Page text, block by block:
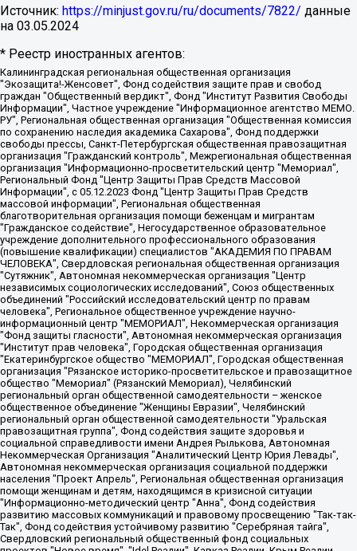
Источник: https://minjust.gov.ru/ru/documents/7822/ данные
на 03.05.2024
* Реестр иностранных агентов:
Калининградская региональная общественная организация "Экозащита!-Женсовет", Фонд содействия защите прав и свобод граждан "Общественный вердикт", Фонд "Институт Развития Свободы Информации", Частное учреждение "Информационное агентство МЕМО. РУ", Региональная общественная организация "Общественная комиссия по сохранению наследия академика Сахарова", Фонд поддержки свободы прессы, Санкт-Петербургская общественная правозащитная организация "Гражданский контроль", Межрегиональная общественная организация "Информационно-просветительский центр "Мемориал", Региональный Фонд "Центр Защиты Прав Средств Массовой Информации", с 05.12.2023 Фонд "Центр Защиты Прав Средств массовой информации", Региональная общественная благотворительная организация помощи беженцам и мигрантам "Гражданское содействие", Негосударственное образовательное учреждение дополнительного профессионального образования (повышение квалификации) специалистов "АКАДЕМИЯ ПО ПРАВАМ ЧЕЛОВЕКА", Свердловская региональная общественная организация "Сутяжник", Автономная некоммерческая организация "Центр независимых социологических исследований", Союз общественных объединений "Российский исследовательский центр по правам человека", Региональное общественное учреждение научно-информационный центр "МЕМОРИАЛ", Некоммерческая организация "Фонд защиты гласности", Автономная некоммерческая организация "Институт прав человека", Городская общественная организация "Екатеринбургское общество "МЕМОРИАЛ", Городская общественная организация "Рязанское историко-просветительское и правозащитное общество "Мемориал" (Рязанский Мемориал), Челябинский региональный орган общественной самодеятельности – женское общественное объединение "Женщины Евразии", Челябинский региональный орган общественной самодеятельности "Уральская правозащитная группа", Фонд содействия защите здоровья и социальной справедливости имени Андрея Рылькова, Автономная Некоммерческая Организация "Аналитический Центр Юрия Левады", Автономная некоммерческая организация социальной поддержки населения "Проект Апрель", Региональная общественная организация помощи женщинам и детям, находящимся в кризисной ситуации "Информационно-методический центр "Анна", Фонд содействия развитию массовых коммуникаций и правовому просвещению "Так-так-Так", Фонд содействия устойчивому развитию "Серебряная тайга", Свердловский региональный общественный фонд социальных проектов "Новое время", "Idel.Реалии", Кавказ.Реалии, Крым.Реалии, Телеканал Настоящее Время, Татаро-башкирская служба Радио Свобода (Azatliq Radiosi), Радио Свободная Европа/Радио Свобода (PCE/PC), "Сибирь.Реалии", "Фактограф", Благотворительный фонд помощи осужденным и их семьям, Автономная некоммерческая организация "Институт глобализации и социальных движений", Фонд "В защиту прав заключенных", Частное учреждение "Центр поддержки и содействия развитию средств массовой информации", Пензенский региональный общественный благотворительный фонд "Гражданский союз", "Север.Реалии", Некоммерческая организация Фонд "Правовая инициатива", Общество с ограниченной ответственностью "Радио Свободная Европа/Радио Свобода", Чешское информационное агентство "MEDIUM-ORIENT", Красноярская региональная общественная организация "Мы против СПИДа", Камалягин Денис Николаевич, Маркелов Сергей Евгеньевич, Пономарев Лев Александрович, Савицкая Людмила Алексеевна, Автономная некоммерческая организация "Центр по работе с проблемой насилия "НАСИЛИЮ.НЕТ", Межрегиональный профессиональный союз работников здравоохранения "Альянс врачей", Юридическое лицо, зарегистрированное в Латвийской Республике, SIA "Medusa Project" (регистрационный номер 40103797863, дата регистрации 10.06.2014), Некоммерческая организация "Фонд по борьбе с коррупцией", Автономная некоммерческая организация "Институт права и публичной политики", Баданин Роман Сергеевич, Гликин Максим Александрович, Железнова Мария Михайловна, Лукьянова Юлия Сергеевна, Маетная Елизавета Витальевна, Маняхин Петр Борисович, Чуракова Ольга Владимировна, Ярош Юлия Петровна, Юридическое лицо "The Insider SIA", зарегистрированное в Риге, Латвийская Республика (дата регистрации 26.06.2015), являющееся администратором доменного имени интернет-издания "The Insider SIA", https://theins.ru, Постернак Алексей Евгеньевич, Рубин Михаил Аркадьевич, Анин Роман Александрович, Юридическое лицо Istories fonds, зарегистрированное в Латвийской Республике (регистрационный номер 50008295751, дата регистрации 24.02.2020), Великовский Дмитрий Александрович, Долинина Ирина Николаевна, Мароховская Алеся Алексеевна, Шлейнов Роман Юрьевич, Шмагун Олеся Валентиновна, Общество с ограниченной ответственностью "Альтаир 2021", Общество с ограниченной ответственностью "Вега 2021", Общество с ограниченной ответственностью "Главный редактор 2021", Общество с ограниченной ответственностью "Ромашки монолит", Важенков Артем Валерьевич, Ивановская областная общественная организация "Центр гендерных исследований", Гурман Юрий Альбертович, Медиапроект "ОВД-Инфо", Егоров Владимир Владимирович, Жилинский Владимир Александрович, Общество с ограниченной ответственностью "ЗП", Иванова София Юрьевна, Карезина Инна Павловна, Кильтау Екатерина Викторовна, Петров Алексей Викторович, Пискунов Сергей Евгеньевич, Смирнов Сергей Сергеевич, Тихонов Михаил Сергеевич, Общество с ограниченной ответственностью "ЖУРНАЛИСТ-ИНОСТРАННЫЙ АГЕНТ", Арапова Галина Юрьевна, Вольтская Татьяна Анатольевна, Американская компания "Mason G.E.S. Anonymous Foundation" (США), являющаяся владельцем интернет-издания https://mnews.world/, Компания "Stichting Bellingcat", зарегистрированная в Нидерландах (дата регистрации 11.07.2018), Захаров Андрей Вячеславович, Клепиковская Екатерина Дмитриевна, Общество с ограниченной ответственностью "МЕМО", Перл Роман Александрович, Симонов Евгений Алексеевич, Соловьева Елена Анатольевна, Сотников Даниил Владимирович, Сурначева Елизавета Дмитриевна, Автономная некоммерческая организация по защите прав человека и информированию населения "Якутия – Наше Мнение", Общество с ограниченной ответственностью "Москоу диджитал медиа", с 26.01.2023 Общество с ограниченной ответственностью "Чайка Белые сады", Ветошкина Валерия Валерьевна, Заговора Максим Александрович, Межрегиональное общественное движение "Российская ЛГБТ - сеть", Оленичев Максим Владимирович, Павлов Иван Юрьевич, Скворцова Елена Сергеевна, Общество с ограниченной ответственностью "Как бы инагент", Кочетков Игорь Викторович, Общество с ограниченной ответственностью "Честные выборы", Еланчик Олег Александрович, Общество с ограниченной ответственностью "Нобелевский призыв", Гималова Регина Эмилевна, Григорьев Андрей Валерьевич, Григорьева Алина Александровна, Ассоциация по содействию защите прав призывников, альтернативнослужащих и военнослужащих "Правозащитная группа "Гражданин.Армия.Право", Хисамова Регина Фаритовна, Автономная некоммерческая организация по реализации социально-правовых программ "Лилит", Дальневосточное общественное движение "Маяк", Санкт-Петербургская ЛГБТ-инициативная группа "Выход", Инициативная группа ЛГБТ+ "Реверс", Алексеев Андрей Викторович, Бекбулатова Таисия Львовна, Беляев Иван Михайлович, Владыкина Елена Сергеевна, Гельман Марат Александрович, Никульшина Вероника Юрьевна, Толоконникова Надежда Андреевна, Шендерович Виктор Анатольевич, Общество с ограниченной ответственностью "Данное сообщение", Общество с ограниченной ответственностью Издательский дом "Новая глава", Айнбиндер Александра Александровна, Московский комьюнити-центр для ЛГБТ+инициатив, Благотворительный фонд развития филантропии, Deutsche Welle (Германия, Kurt-Schumacher-Strasse 3, 53113 Bonn), Борзунова Мария Михайловна, Воробьев Виктор Викторович, Голубева Анна Львовна, Константинова Алла Михайловна, Малкова Ирина Владимировна, Мурадов Мурад Абдулгалимович, Осетинская Елизавета Николаевна, Понасенков Евгений Николаевич, Ганапольский Матвей Юрьевич, Киселев Евгений Алексеевич, Борухович Ирина Григорьевна, Дремин Иван Тимофеевич, Дубровский Дмитрий Викторович, Красноярская региональная общественная организация поддержки и развития альтернативных образовательных технологий и межкультурных коммуникаций "ИНТЕРРА", Маяковская Екатерина Алексеевна, Фейгин Марк Захарович, Филимонов Андрей Викторович, Дзугкоева Регина Николаевна, Доброхотов Роман Александрович, Дудь Юрий Александрович, Елкин Сергей Владимирович, Кругликов Кирилл Игоревич, Сабунаева Мария Леонидовна, Семенов Алексей Владимирович, Шаинян Карен Багратович, Шульман Екатерина Михайловна, Асафьев Артур Валерьевич, Вахштайн Виктор Семенович, Венедиктов Алексей Алексеевич, Лушникова Екатерина Евгеньевна, Волков Леонид Михайлович, Невзоров Александр Глебович, Пархоменко Сергей Борисович, Сироткин Ярослав Николаевич, Кара-Мурза Владимир Владимирович, Баранова Наталья Владимировна, Гозман Леонид Яковлевич, Кагарлицкий Борис Юльевич, Климарев Михаил Валерьевич, Милов Владимир Станиславович, Автономная некоммерческая организация Краснодарский центр современного искусства "Типография", Моргенштерн Алишер Тагирович, Соболь Любовь Эдуардовна, Общество с ограниченной ответственностью "ЛИЗА НОРМ", Каспаров Гарри Кимович, Ходорковский Михаил Борисович, Общество с ограниченной ответственностью "Апрельские тезисы", Данилович Ирина Брониславовна, Кашин Олег Владимирович, Петров Николай Владимирович, Пивоваров Алексей Владимирович, Соколов Михаил Владимирович, Цветкова Юлия Владимировна, Чичваркин Евгений Александрович, Комитет против пыток/Команда против пыток, Общество с ограниченной ответственностью "Первый научный", Общество с ограниченной ответственностью "Вертолет и ко", Белоцерковская Вероника Борисовна, Кац Максим Евгеньевич, Лазарева Татьяна Юрьевна, Шаведдинов Руслан Табризович, Яшин Илья Валерьевич, Общество с ограниченной ответственностью "Иноагент ААВ", Алешковский Дмитрий Петрович, Альбац Евгения Марковна, Быков Дмитрий Львович, Галямина Юлия Евгеньевна, Лойко Сергей Леонидович, Мартынов Кирилл Константинович, Медведев Сергей Александрович, Крашенинников Федор Геннадиевич, Гордеева Катерина Вл